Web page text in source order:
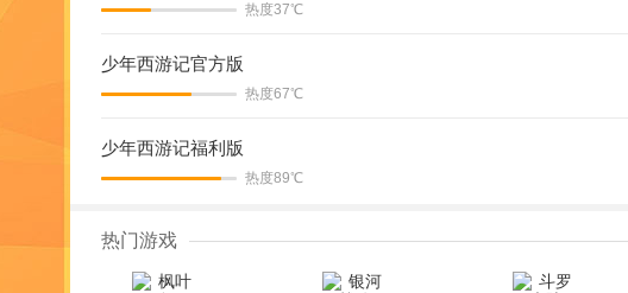
热度37℃
少年西游记官方版
热度67℃
少年西游记福利版
热度89℃
热门游戏